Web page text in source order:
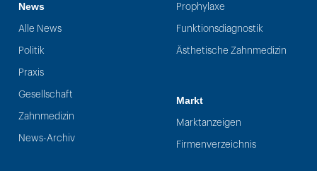
News
Alle News
Politik
Praxis
Gesellschaft
Zahnmedizin
News-Archiv
Prophylaxe
Funktionsdiagnostik
Ästhetische Zahnmedizin
Markt
Marktanzeigen
Firmenverzeichnis